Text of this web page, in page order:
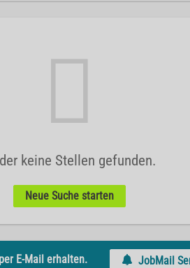
keine Stellen gefunden.
Neue Suche starten
E-Mail erhalten. JobMail